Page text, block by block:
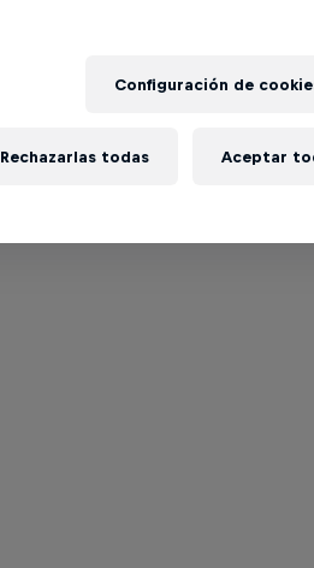
Configuración de
Rechazarlas todas Aceptar